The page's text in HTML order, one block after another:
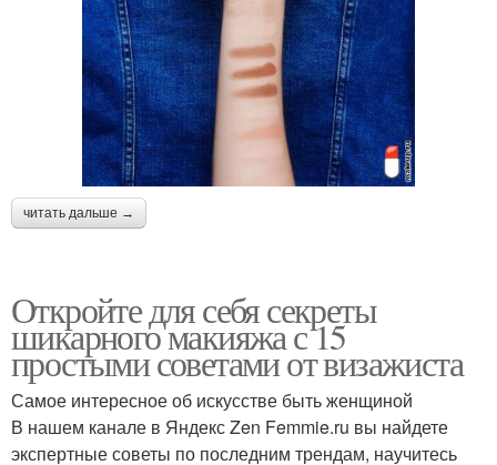
читать дальше →
Откройте для себя секреты
шикарного макияжа с 15
простыми советами от визажиста
Самое интересное об искусстве быть женщиной
В нашем канале в Яндекс Zen Femmie.ru вы найдете
экспертные советы по последним трендам, научитесь